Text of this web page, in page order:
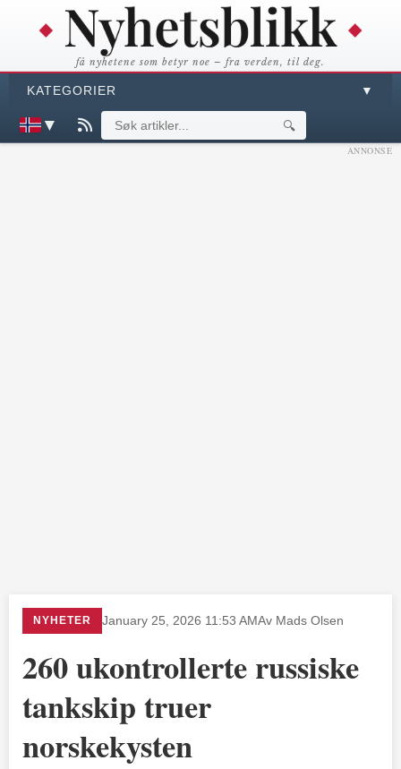
få nyhetene som betyr noe – fra verden, til deg.
KATEGORIER ▼
▼ 🔍
ANNONSE
NYHETER January 25, 2026 11:53 AMAv Mads Olsen
260 ukontrollerte russiske
tankskip truer
norskekysten